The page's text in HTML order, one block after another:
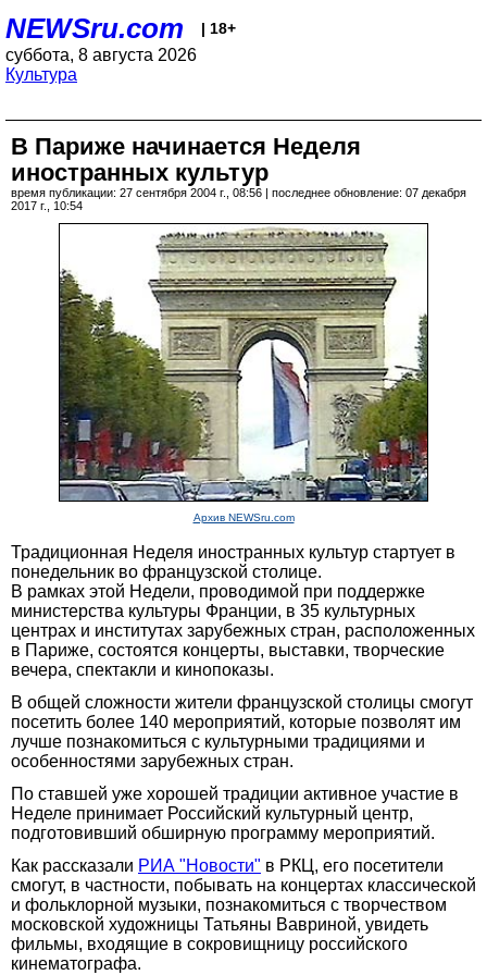
NEWSru.com | 18+
суббота, 8 августа 2026
Культура
В Париже начинается Неделя
иностранных культур
время публикации: 27 сентября 2004 г., 08:56 | последнее обновление: 07 декабря
2017 г., 10:54
Архив NEWSru.com
Традиционная Неделя иностранных культур стартует в
понедельник во французской столице.
В рамках этой Недели, проводимой при поддержке
министерства культуры Франции, в 35 культурных
центрах и институтах зарубежных стран, расположенных
в Париже, состоятся концерты, выставки, творческие
вечера, спектакли и кинопоказы.
В общей сложности жители французской столицы смогут
посетить более 140 мероприятий, которые позволят им
лучше познакомиться с культурными традициями и
особенностями зарубежных стран.
По ставшей уже хорошей традиции активное участие в
Неделе принимает Российский культурный центр,
подготовивший обширную программу мероприятий.
Как рассказали РИА "Новости" в РКЦ, его посетители
смогут, в частности, побывать на концертах классической
и фольклорной музыки, познакомиться с творчеством
московской художницы Татьяны Вавриной, увидеть
фильмы, входящие в сокровищницу российского
кинематографа.